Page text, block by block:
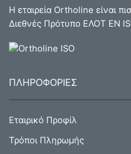
Η εταιρεία Ortholine είναι
Διεθνές Πρότυπο ΕΛΟΤ ΕΝ
ΠΛΗΡΟΦΟΡΙΕΣ
Εταιρικό Προφίλ
Τρόποι Πληρωμής